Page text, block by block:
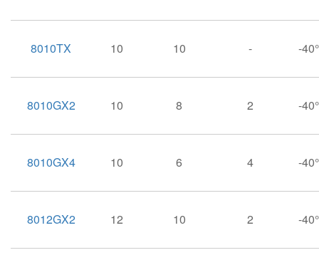
8010TX 10 10 - -
8010GX2 10 8 2 -
8010GX4 10 6 4 -
8012GX2 12 10 2 -